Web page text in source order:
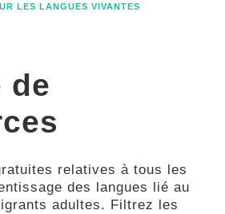
LES LANGUES VIVANTES
de
relatives à tous les
des langues lié au
adultes. Filtrez les